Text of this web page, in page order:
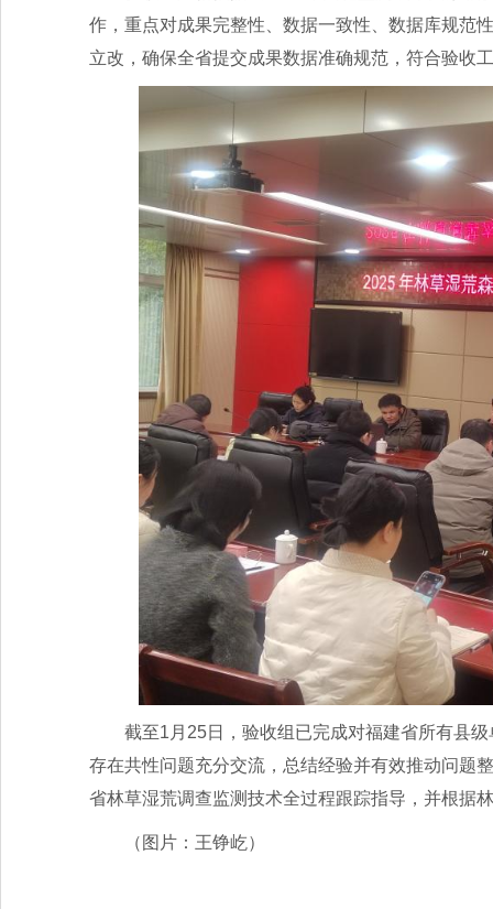
作，重点对成果完整性、数据一致性、数据库规范
立改，确保全省提交成果数据准确规范，符合验收
截至1月25日，验收组已完成对福建省所有县
存在共性问题充分交流，总结经验并有效推动问题
省林草湿荒调查监测技术全过程跟踪指导，并根据
（图片：王铮屹）